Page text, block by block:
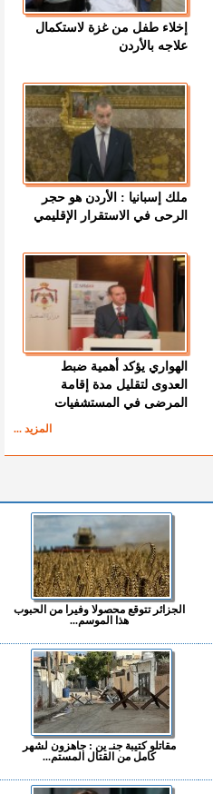
إخلاء طفل من غزة لاستكمال
علاجه بالأردن
ملك إسبانيا : الأردن هو حجر
الرحى في الاستقرار الإقليمي
الهواري يؤكد أهمية ضبط
العدوى لتقليل مدة إقامة
المرضى في المستشفيات
المزيد ...
الجزائر تتوقع محصولا وفيرا من الحبوب
هذا الموسم...
مقاتلو كتيبة جنـ ين : جاهزون لشهر
كامل من القتال المستم...